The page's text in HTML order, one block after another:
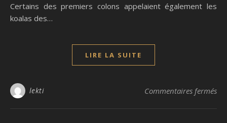
Certains des premiers colons appelaient également les
koalas des…
LIRE LA SUITE
lekti Commentaires fermés